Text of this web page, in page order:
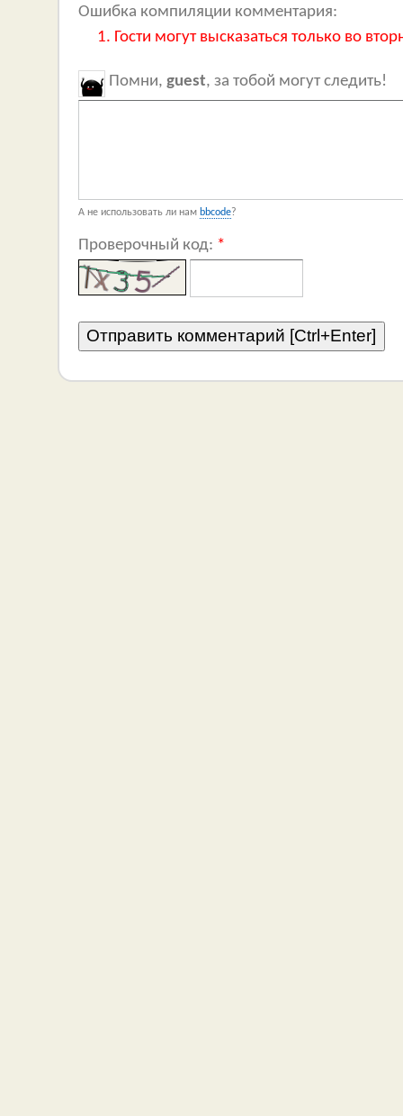
Ошибка компиляции комментария:
Гости могут высказаться только во
Помни, guest, за тобой могут следить!
А не использовать ли нам bbcode?
Проверочный код: *